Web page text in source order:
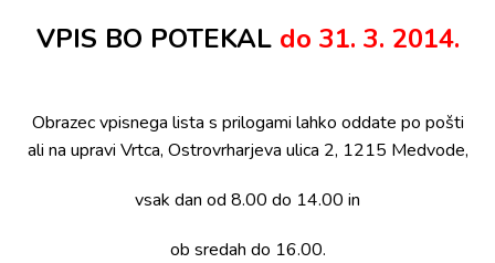
VPIS BO POTEKAL do 31. 3. 2014.
Obrazec vpisnega lista s prilogami lahko oddate po pošti
ali na upravi Vrtca, Ostrovrharjeva ulica 2, 1215 Medvode,
vsak dan od 8.00 do 14.00 in
ob sredah do 16.00.